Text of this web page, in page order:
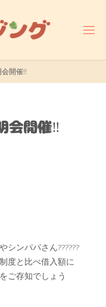
開催‼
会開催‼
シンパパさん?‍?‍??‍?‍?
度と比べ借入額に
ご存知でしょう